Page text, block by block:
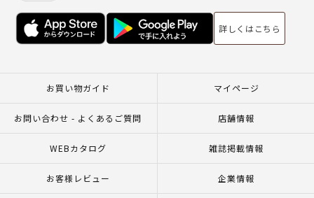
詳しくはこちら
お買い物ガイド マイページ
お問い合わせ - よくあるご質問 店舗情報
WEBカタログ 雑誌掲載情報
お客様レビュー 企業情報